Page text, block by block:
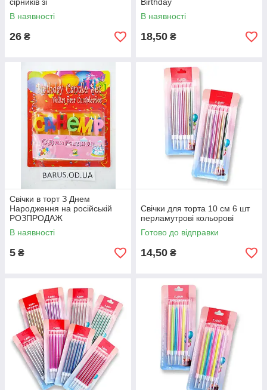
світлонакопичувачем
В наявності
26 ₴
В наявності
18,50 ₴
Свічки в торт З Днем
Народження на російській
РОЗПРОДАЖ
В наявності
5 ₴
Свічки для торта 10 см 6 шт
перламутрові кольорові
Готово до відправки
14,50 ₴